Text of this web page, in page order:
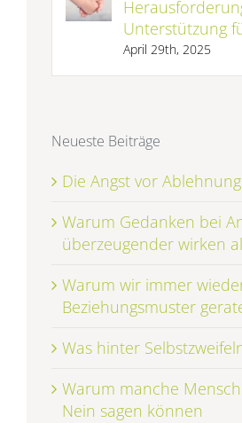
Unterstützung
April 29th, 2025
Neueste Beiträge
Die Angst vor
Warum Gedanken bei
überzeugender wirken
Warum wir immer
Beziehungsmuster
Was hinter
Warum manche
Nein sagen können